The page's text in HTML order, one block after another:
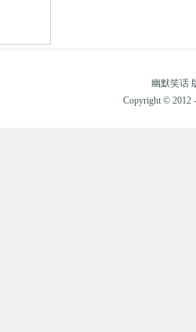
幽默笑话
Copyright © 2012